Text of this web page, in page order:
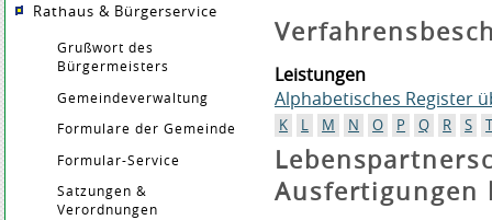
Rathaus & Bürgerservice
Grußwort des
Bürgermeisters
Gemeindeverwaltung
Formulare der Gemeinde
Formular-Service
Satzungen &
Verordnungen
Leistungen
Alphabetisches Register
K L M N O P Q R S
Ausfertigungen